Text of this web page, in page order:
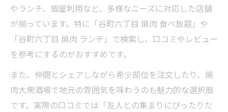
やランチ、個室利用など、多様なニーズに対応した店舗
が揃っています。特に「谷町六丁目 焼肉 食べ放題」や
「谷町六丁目 焼肉 ランチ」で検索し、口コミやレビュー
を参考にするのがおすすめです。
また、仲間とシェアしながら希少部位を注文したり、焼
肉大衆酒場で地元の雰囲気を味わうのも魅力的な選択肢
です。実際の口コミでは「友人との集まりにぴったりだ